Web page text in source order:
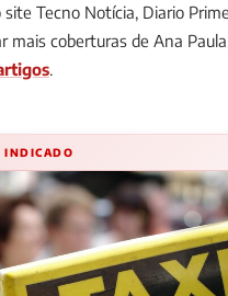
Tecno Notícia, Diario
mais coberturas de Ana
.
INDICADO